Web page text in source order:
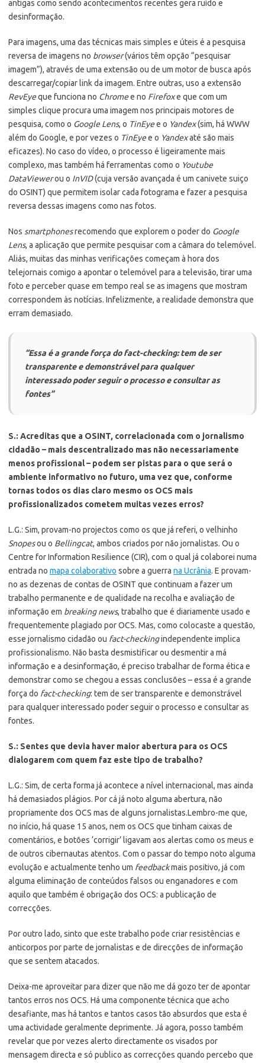
antigas como sendo acontecimentos recentes gera ruído e
desinformação.
Para imagens, uma das técnicas mais simples e úteis é a pesquisa
reversa de imagens no browser(vários têm opção “pesquisar
imagem”), através de uma extensão ou de um motor de busca após
descarregar/copiar link da imagem. Entre outras, uso a extensão
RevEyeque funciona no Chromee no Firefoxe que com um
simples clique procura uma imagem nos principais motores de
pesquisa, como o Google Lens, o TinEyee o Yandex(sim, há WWW
além do Google, e por vezes o TinEyee o Yandexaté são mais
eficazes). No caso do vídeo, o processo é ligeiramente mais
complexo, mas também há ferramentas como o Youtube
DataViewerou o InVID(cuja versão avançada é um canivete suiço
do OSINT) que permitem isolar cada fotograma e fazer a pesquisa
reversa dessas imagens como nas fotos.
Nos smartphonesrecomendo que explorem o poder do Google
Lens, a aplicação que permite pesquisar com a câmara do telemóvel.
Aliás, muitas das minhas verificações começam à hora dos
telejornais comigo a apontar o telemóvel para a televisão, tirar uma
foto e perceber quase em tempo real se as imagens que mostram
correspondem às notícias. Infelizmente, a realidade demonstra que
erram demasiado.
“Essa é a grande força dofact-checking: tem de ser
transparente e demonstrável para qualquer
interessado poder seguir o processo e consultar as
fontes”
S.: Acreditas que a OSINT, correlacionada com o jornalismo
cidadão – mais descentralizado mas não necessariamente
menos profissional – podem ser pistas para o que será o
ambiente informativo no futuro, uma vez que, conforme
tornas todos os dias claro mesmo os OCS mais
profissionalizados cometem muitas vezes erros?
L.G.: Sim, provam-no projectos como os que já referi, o velhinho
Snopesou o Bellingcat, ambos criados por não jornalistas. Ou o
Centre for Information Resilience (CIR), com o qual já colaborei numa
entrada no mapa colaborativo sobre a guerra na Ucrânia. E provam-
no as dezenas de contas de OSINT que continuam a fazer um
trabalho permanente e de qualidade na recolha e avaliação de
informação em breaking news, trabalho que é diariamente usado e
frequentemente plagiado por OCS. Mas, como colocaste a questão,
esse jornalismo cidadão ou fact-checkingindependente implica
profissionalismo. Não basta desmistificar ou desmentir a má
informação e a desinformação, é preciso trabalhar de forma ética e
demonstrar como se chegou a essas conclusões – essa é a grande
força do fact-checking: tem de ser transparente e demonstrável
para qualquer interessado poder seguir o processo e consultar as
fontes.
S.: Sentes que devia haver maior abertura para os OCS
dialogarem com quem faz este tipo de trabalho?
L.G.: Sim, de certa forma já acontece a nível internacional, mas ainda
há demasiados plágios. Por cá já noto alguma abertura, não
propriamente dos OCS mas de alguns jornalistas.Lembro-me que,
no início, há quase 15 anos, nem os OCS que tinham caixas de
comentários, e botões ‘corrigir’ ligavam aos alertas como os meus e
de outros cibernautas atentos. Com o passar do tempo noto alguma
evolução e actualmente tenho um feedbackmais positivo, já com
alguma eliminação de conteúdos falsos ou enganadores e com
aquilo que também é obrigação dos OCS: a publicação de
correcções.
Por outro lado, sinto que este trabalho pode criar resistências e
anticorpos por parte de jornalistas e de direcções de informação
que se sentem atacados.
Deixa-me aproveitar para dizer que não me dá gozo ter de apontar
tantos erros nos OCS. Há uma componente técnica que acho
desafiante, mas há tantos e tantos casos tão absurdos que esta é
uma actividade geralmente deprimente. Já agora, posso também
revelar que por vezes alerto directamente os visados por
mensagem directa e só publico as correcções quando percebo que